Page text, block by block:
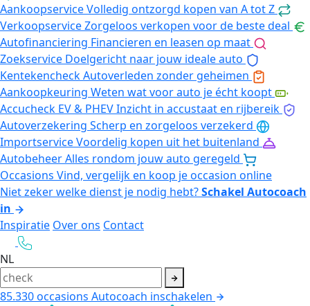
AankoopserviceVolledig ontzorgd kopen van A tot Z
VerkoopserviceZorgeloos verkopen voor de beste deal
Autofinanciering Financieren en leasen op maat
Zoekservice Doelgericht naar jouw ideale auto
KentekencheckAutoverleden zonder geheimen
Aankoopkeuring Weten wat voor auto je écht koopt
Accucheck EV & PHEVInzicht in accustaat en rijbereik
Autoverzekering Scherp en zorgeloos verzekerd
ImportserviceVoordelig kopen uit het buitenland
AutobeheerAlles rondom jouw auto geregeld
Occasions Vind, vergelijk en koop je occasion online
Niet zeker welke dienst je nodig hebt?Schakel Autocoach
in
Inspiratie Over ons Contact
NL
85.330occasions Autocoach inschakelen